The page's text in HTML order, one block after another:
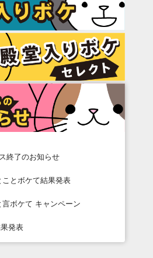
終了のお知らせ
とボケて結果発表
ボケて キャンペーン
発表